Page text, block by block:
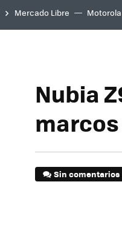
Mercado Libre Motorola
Nubia
marcos
Sin comentarios